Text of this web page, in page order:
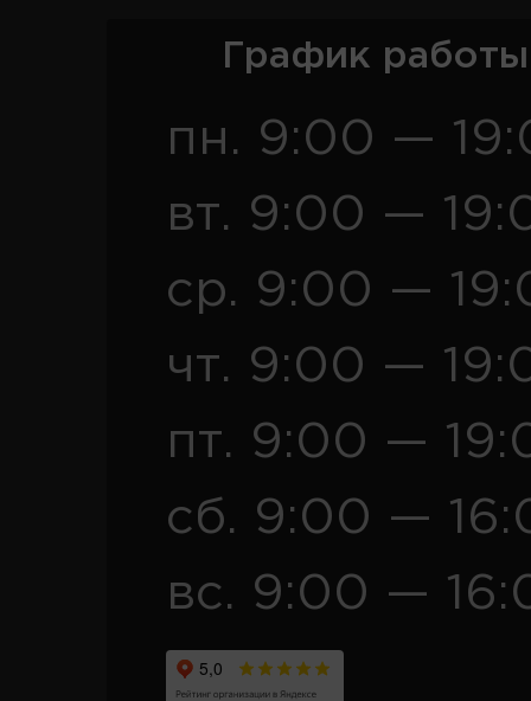
График
пн. 9:00 —
вт. 9:00 —
ср. 9:00 —
чт. 9:00 —
пт. 9:00 —
сб. 9:00 —
вс. 9:00 —